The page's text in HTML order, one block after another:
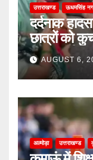
उत्तराखण्ड ऊधमसिंह
दर्दनाक
छात्रों को
हालत गंभीर
AUGUST 6,
अल्मोड़ा उत्तराखण्ड